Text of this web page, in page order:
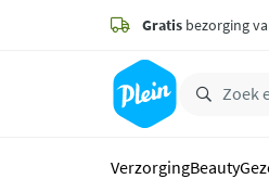
zoeken
hoofdinhoud
Gratis bezorging
VerzorgingBeauty